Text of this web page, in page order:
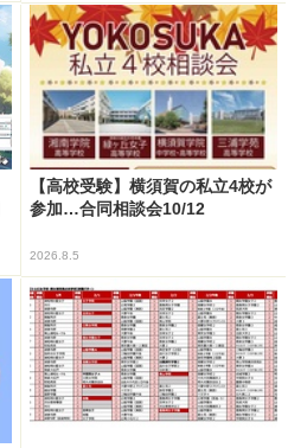
【高校受験】横須賀の私立4校が
参加…合同相談会10/12
2026.8.5